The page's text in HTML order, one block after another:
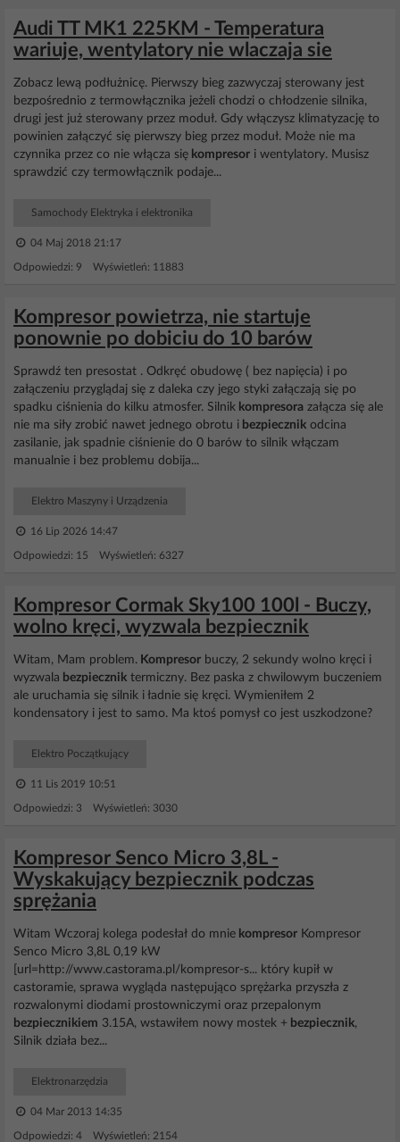
Audi TT MK1 225KM - Temperatura
wariuje, wentylatory nie wlaczaja sie
Zobacz lewą podłużnicę. Pierwszy bieg zazwyczaj sterowany jest
bezpośrednio z termowłącznika jeżeli chodzi o chłodzenie silnika,
drugi jest już sterowany przez moduł. Gdy włączysz klimatyzację to
powinien załączyć się pierwszy bieg przez moduł. Może nie ma
czynnika przez co nie włącza się kompresor i wentylatory. Musisz
sprawdzić czy termowłącznik podaje...
Samochody Elektryka i elektronika
04 Maj 2018 21:17
Odpowiedzi: 9 Wyświetleń: 11883
Kompresor powietrza, nie startuje
ponownie po dobiciu do 10 barów
Sprawdź ten presostat . Odkręć obudowę ( bez napięcia) i po
załączeniu przyglądaj się z daleka czy jego styki załączają się po
spadku ciśnienia do kilku atmosfer. Silnik kompresora załącza się ale
nie ma siły zrobić nawet jednego obrotu i bezpiecznik odcina
zasilanie, jak spadnie ciśnienie do 0 barów to silnik włączam
manualnie i bez problemu dobija...
Elektro Maszyny i Urządzenia
16 Lip 2026 14:47
Odpowiedzi: 15 Wyświetleń: 6327
Kompresor Cormak Sky100 100l - Buczy,
wolno kręci, wyzwala bezpiecznik
Witam, Mam problem. Kompresor buczy, 2 sekundy wolno kręci i
wyzwala bezpiecznik termiczny. Bez paska z chwilowym buczeniem
ale uruchamia się silnik i ładnie się kręci. Wymieniłem 2
kondensatory i jest to samo. Ma ktoś pomysł co jest uszkodzone?
Elektro Początkujący
11 Lis 2019 10:51
Odpowiedzi: 3 Wyświetleń: 3030
Kompresor Senco Micro 3,8L -
Wyskakujący bezpiecznik podczas
sprężania
Witam Wczoraj kolega podesłał do mnie kompresor Kompresor
Senco Micro 3,8L 0,19 kW
[url=http://www.castorama.pl/kompresor-s... który kupił w
castoramie, sprawa wygląda następująco sprężarka przyszła z
rozwalonymi diodami prostowniczymi oraz przepalonym
bezpiecznikiem 3.15A, wstawiłem nowy mostek + bezpiecznik,
Silnik działa bez...
Elektronarzędzia
04 Mar 2013 14:35
Odpowiedzi: 4 Wyświetleń: 2154